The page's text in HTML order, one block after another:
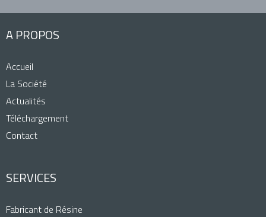
A PROPOS
Accueil
La Société
Actualités
Téléchargement
Contact
SERVICES
Fabricant de Résine